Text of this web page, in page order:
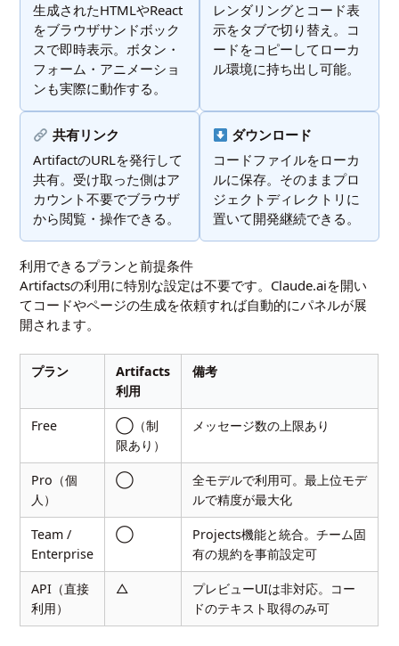
生成されたHTMLやReact
をブラウザサンドボック
スで即時表示。ボタン・
フォーム・アニメーショ
ンも実際に動作する。
レンダリングとコード表
示をタブで切り替え。コ
ードをコピーしてローカ
ル環境に持ち出し可能。
共有リンク
ArtifactのURLを発行して
共有。受け取った側はア
カウント不要でブラウザ
から閲覧・操作できる。
ダウンロード
コードファイルをローカ
ルに保存。そのままプロ
ジェクトディレクトリに
置いて開発継続できる。
利用できるプランと前提条件
Artifactsの利用に特別な設定は不要です。Claude.aiを開い
てコードやページの生成を依頼すれば自動的にパネルが展
開されます。
プラン
Artifacts
利用
備考
Free
◯（制
限あり）
メッセージ数の上限あり
Pro（個
人）
◯
全モデルで利用可。最上位モデ
ルで精度が最大化
Team /
Enterprise
◯
Projects機能と統合。チーム固
有の規約を事前設定可
API（直接
利用）
△
プレビューUIは非対応。コー
ドのテキスト取得のみ可